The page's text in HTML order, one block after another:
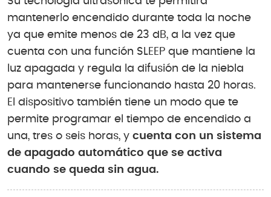
mantenerlo encendido durante toda la noche
ya que emite menos de 23 dB, a la vez que
cuenta con una función SLEEP que mantiene la
luz apagada y regula la difusión de la niebla
para mantenerse funcionando hasta 20 horas.
El dispositivo también tiene un modo que te
permite programar el tiempo de encendido a
una, tres o seis horas, y cuenta con un sistema
de apagado automático que se activa
cuando se queda sin agua.